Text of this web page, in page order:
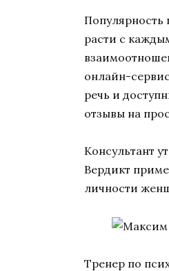
Популярность
расти с
онлайн-
речь и
отзывы на
Консультант
Вердикт
личности
Тренер по